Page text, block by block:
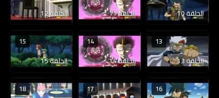
الحلقة 10 الحلقة 11 الحلقة 12
13
الحلقة 13
14
الحلقة 14
15
الحلقة 15
16
17
18